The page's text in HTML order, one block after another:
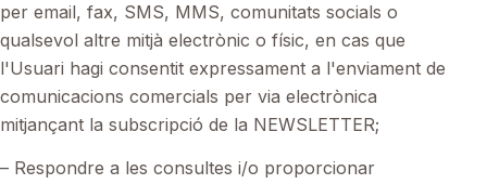
per email, fax, SMS, MMS, comunitats socials o
qualsevol altre mitjà electrònic o físic, en cas que
l'Usuari hagi consentit expressament a l'enviament de
comunicacions comercials per via electrònica
mitjançant la subscripció de la NEWSLETTER;
– Respondre a les consultes i/o proporcionar